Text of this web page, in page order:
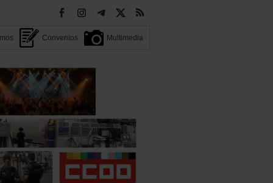
Convenios Multimedia